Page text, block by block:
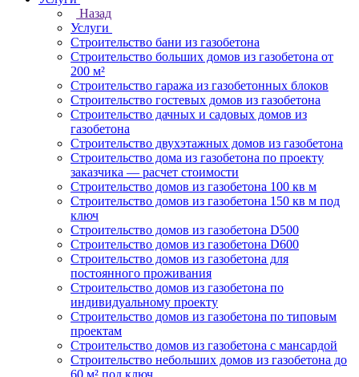
Назад
Услуги
Строительство бани из газобетона
Строительство больших домов из газобетона от
200 м²
Строительство гаража из газобетонных блоков
Строительство гостевых домов из газобетона
Строительство дачных и садовых домов из
газобетона
Строительство двухэтажных домов из газобетона
Строительство дома из газобетона по проекту
заказчика — расчет стоимости
Строительство домов из газобетона 100 кв м
Строительство домов из газобетона 150 кв м под
ключ
Строительство домов из газобетона D500
Строительство домов из газобетона D600
Строительство домов из газобетона для
постоянного проживания
Строительство домов из газобетона по
индивидуальному проекту
Строительство домов из газобетона по типовым
проектам
Строительство домов из газобетона с мансардой
Строительство небольших домов из газобетона до
60 м² под ключ